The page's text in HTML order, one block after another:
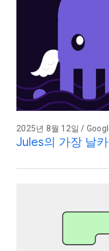
2025년 8월 12일 /
Jules의 가장 날